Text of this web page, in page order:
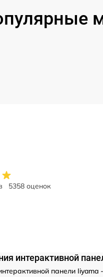
5358 оценок
интерактивной
панели